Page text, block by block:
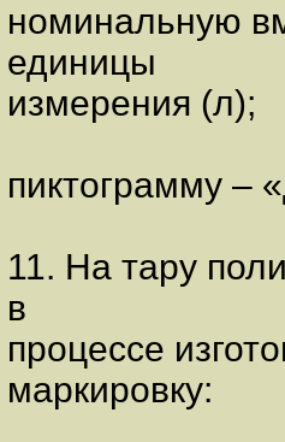
номинальную
единицы
измерения (л);
пиктограмму –
11. На тару
в
процессе
маркировку: